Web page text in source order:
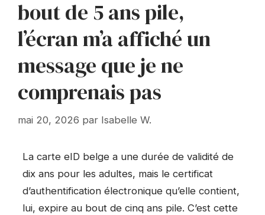
bout de 5 ans pile,
l’écran m’a affiché un
message que je ne
comprenais pas
mai 20, 2026 par Isabelle W.
La carte eID belge a une durée de validité de
dix ans pour les adultes, mais le certificat
d’authentification électronique qu’elle contient,
lui, expire au bout de cinq ans pile. C’est cette